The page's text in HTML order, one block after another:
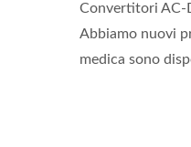
Convertitori AC-
Abbiamo nuovi
medica sono